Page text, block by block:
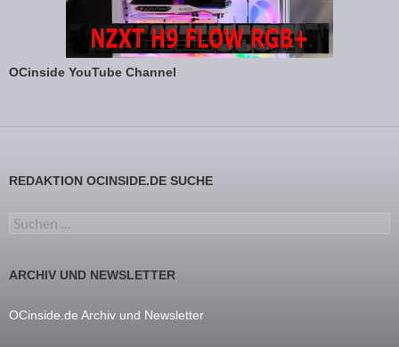
OCinside YouTube Channel
REDAKTION OCINSIDE.DE SUCHE
Suchen nach:
ARCHIV UND NEWSLETTER
OCinside.de Archiv und Newsletter